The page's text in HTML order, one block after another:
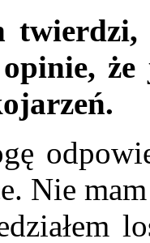
opinie,
Nie